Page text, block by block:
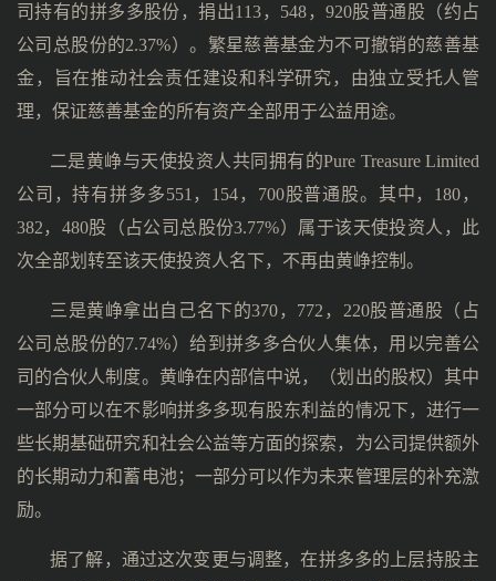
司持有的拼多多股份，捐出113，548，920股普通股（约占
公司总股份的2.37%）。繁星慈善基金为不可撤销的慈善基
金，旨在推动社会责任建设和科学研究，由独立受托人管
理，保证慈善基金的所有资产全部用于公益用途。
二是黄峥与天使投资人共同拥有的Pure Treasure Limited
公司，持有拼多多551，154，700股普通股。其中，180，
382，480股（占公司总股份3.77%）属于该天使投资人，此
次全部划转至该天使投资人名下，不再由黄峥控制。
三是黄峥拿出自己名下的370，772，220股普通股（占
公司总股份的7.74%）给到拼多多合伙人集体，用以完善公
司的合伙人制度。黄峥在内部信中说，（划出的股权）其中
一部分可以在不影响拼多多现有股东利益的情况下，进行一
些长期基础研究和社会公益等方面的探索，为公司提供额外
的长期动力和蓄电池；一部分可以作为未来管理层的补充激
励。
据了解，通过这次变更与调整，在拼多多的上层持股主